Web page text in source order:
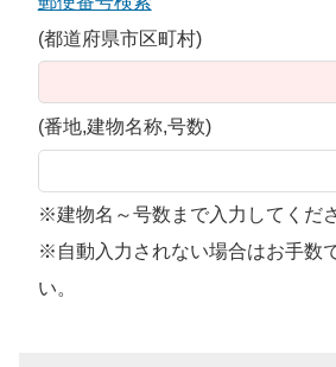
(都道府県市区町村)
(番地,建物名称,号数)
※建物名～号数まで入力してくださ
※自動入力されない場合はお手数
い。